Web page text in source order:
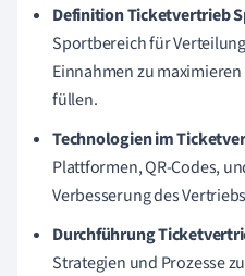
Definition Ticketvertrieb
Sportbereich für
Einnahmen zu
füllen.
Technologien im
Plattformen, QR-Codes,
Verbesserung des
Durchführung
Strategien und Prozesse